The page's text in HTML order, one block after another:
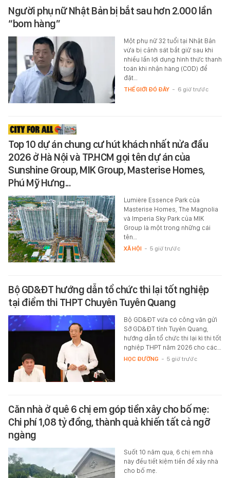
Người phụ nữ Nhật Bản bị bắt sau hơn 2.000 lần
“bom hàng”
Một phụ nữ 32 tuổi tại Nhật Bản
vừa bị cảnh sát bắt giữ sau khi
nhiều lần lợi dụng hình thức thanh
toán khi nhận hàng (COD) để
đặt…
THẾ GIỚI ĐÓ ĐÂY - 6 giờ trước
Top 10 dự án chung cư hút khách nhất nửa đầu
2026 ở Hà Nội và TP.HCM gọi tên dự án của
Sunshine Group, MIK Group, Masterise Homes,
Phú Mỹ Hưng...
Lumière Essence Park của
Masterise Homes, The Magnolia
và Imperia Sky Park của MIK
Group là một trong những cái
tên…
XÃ HỘI - 5 giờ trước
Bộ GD&ĐT hướng dẫn tổ chức thi lại tốt nghiệp
tại điểm thi THPT Chuyên Tuyên Quang
Bộ GD&ĐT vừa có công văn gửi
Sở GD&ĐT tỉnh Tuyên Quang,
hướng dẫn tổ chức thi lại kì thi tốt
nghiệp THPT năm 2026 cho các…
HỌC ĐƯỜNG - 5 giờ trước
Căn nhà ở quê 6 chị em góp tiền xây cho bố mẹ:
Chi phí 1,08 tỷ đồng, thành quả khiến tất cả ngỡ
ngàng
Suốt 10 năm qua, 6 chị em nhà
này đều tiết kiệm tiền để xây nhà
cho bố mẹ.